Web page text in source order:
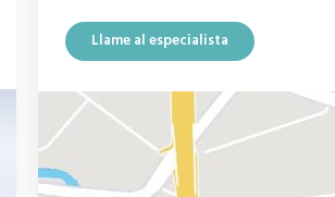
Llame al especialista